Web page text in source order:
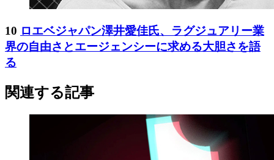
10 ロエベジャパン澤井愛佳氏、ラグジュアリー業
界の自由さとエージェンシーに求める大胆さを語
る
関連する記事